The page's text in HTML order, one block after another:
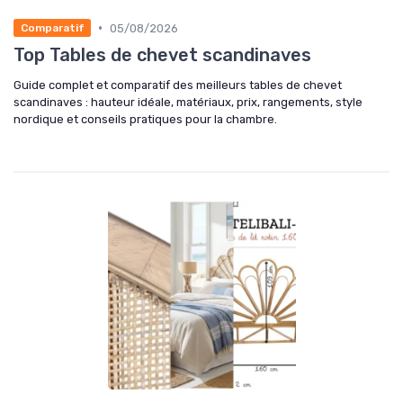
Comparatif • 05/08/2026
Top Tables de chevet scandinaves
Guide complet et comparatif des meilleurs tables de chevet
scandinaves : hauteur idéale, matériaux, prix, rangements, style
nordique et conseils pratiques pour la chambre.